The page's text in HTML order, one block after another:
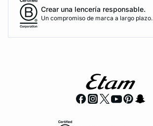
Crear una lencería responsable.
Un compromiso de marca a largo plazo.